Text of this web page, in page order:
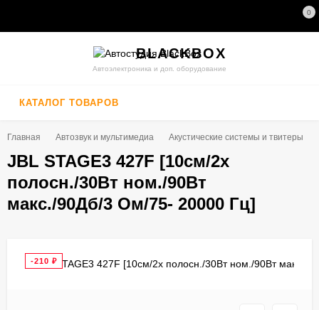
0
BLACKBOX
Автоэлектроника и доп. оборудование
КАТАЛОГ ТОВАРОВ
Главная Автозвук и мультимедиа Акустические системы и твитеры
JBL STAGE3 427F [10см/2x
полосн./30Вт ном./90Вт
макс./90Дб/3 Ом/75- 20000 Гц]
-210 ₽